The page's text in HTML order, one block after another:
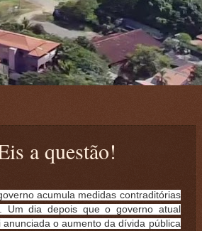
a questão!
acumula medidas contraditórias
Um dia depois que o governo atual
o aumento da dívida pública